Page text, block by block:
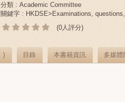
分類 : Academic Committee
關鍵字 : HKDSE>Examinations,
(0人評分)
) 目錄 本書籍資訊 多媒體